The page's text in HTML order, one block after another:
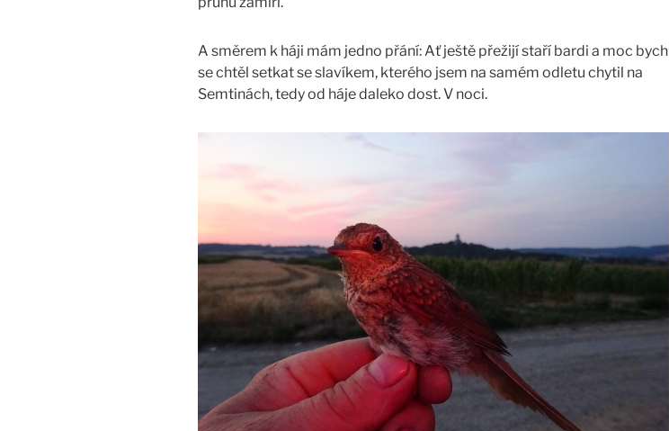
A směrem k háji mám jedno přání: Ať ještě přežijí staří bardi a moc bych
se chtěl setkat se slavíkem, kterého jsem na samém odletu chytil na
Semtinách, tedy od háje daleko dost. V noci.